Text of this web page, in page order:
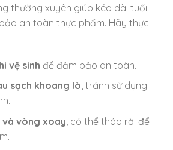
thường xuyên giúp kéo dài tuổi
an toàn thực phẩm. Hãy thực
vệ sinh để đảm bảo an toàn.
sạch khoang lò, tránh sử dụng
và vòng xoay , có thể tháo rời để